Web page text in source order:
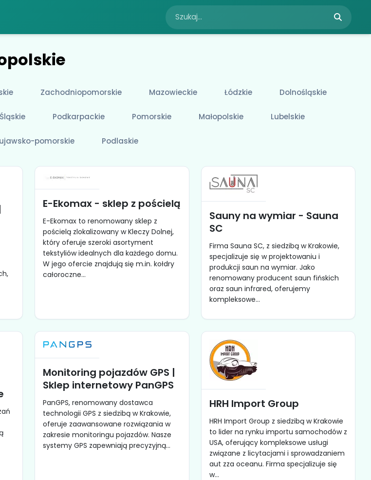
Zachodniopomorskie Mazowieckie Łódzkie Dolnośląskie
Śląskie Podkarpackie Pomorskie Małopolskie Lubelskie
pomorskie Podlaskie
E-Ekomax - sklep z pościelą
E-Ekomax to renomowany sklep z
pościelą zlokalizowany w Kleczy Dolnej,
który oferuje szeroki asortyment
tekstyliów idealnych dla każdego domu.
W jego ofercie znajdują się m.in. kołdry
całoroczne...
Sauny na wymiar - Sauna
SC
Firma Sauna SC, z siedzibą w Krakowie,
specjalizuje się w projektowaniu i
produkcji saun na wymiar. Jako
renomowany producent saun fińskich
oraz saun infrared, oferujemy
kompleksowe...
Monitoring pojazdów GPS |
Sklep internetowy PanGPS
PanGPS, renomowany dostawca
technologii GPS z siedzibą w Krakowie,
oferuje zaawansowane rozwiązania w
zakresie monitoringu pojazdów. Nasze
systemy GPS zapewniają precyzyjną...
HRH Import Group
HRH Import Group z siedzibą w Krakowie
to lider na rynku importu samochodów z
USA, oferujący kompleksowe usługi
związane z licytacjami i sprowadzaniem
aut zza oceanu. Firma specjalizuje się
w...